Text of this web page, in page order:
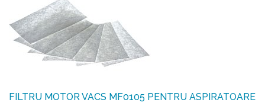
FILTRU MOTOR VACS MF0105 PENTRU ASPIRATOARE